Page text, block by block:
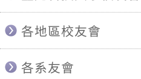
各地區校友會
各系友會